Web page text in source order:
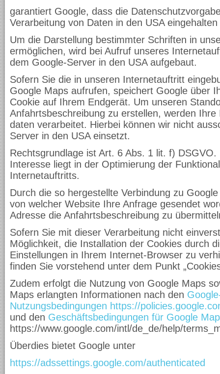
garantiert Google, dass die
Verarbeitung von Daten in den USA
Um die Darstellung bestimmter Schriften in
ermöglichen, wird bei Aufruf unseres
dem Google-Server in den USA aufgebaut.
Sofern Sie die in unseren Internetauftritt
Google Maps aufrufen, speichert Google über
Cookie auf Ihrem Endgerät. Um unseren
Anfahrtsbeschreibung zu erstellen, werden
daten verarbeitet. Hierbei können wir nicht
Server in den USA einsetzt.
Rechtsgrundlage ist Art. 6 Abs. 1 lit. f)
Interesse liegt in der Optimierung der
Internetauftritts.
Durch die so hergestellte Verbindung zu
von welcher Website Ihre Anfrage gesendet
Adresse die Anfahrtsbeschreibung zu
Sofern Sie mit dieser Verarbeitung nicht
Möglichkeit, die Installation der Cookies durch
Einstellungen in Ihrem Internet-Browser zu
finden Sie vorstehend unter dem Punkt
Zudem erfolgt die Nutzung von Google Maps
Maps erlangten Informationen nach den
Nutzungsbedingungen https://
und den Geschäftsbedingungen für Google
https://www.google.com/intl/de_de/help/
Überdies bietet Google unter
https://adssettings.google.com/authenticated